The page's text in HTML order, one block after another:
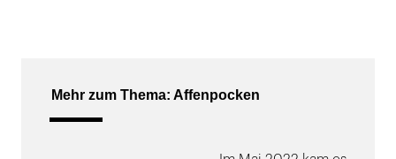
Mehr zum Thema: Affenpocken